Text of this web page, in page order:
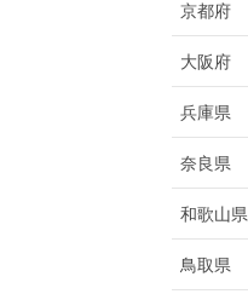
京都府
大阪府
兵庫県
奈良県
和歌山県
鳥取県